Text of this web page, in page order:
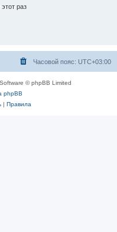
раз
Часовой пояс: UTC+03:00
© phpBB Limited
phpBB
| Правила